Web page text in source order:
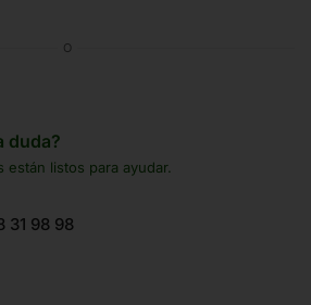
O
duda?
listos para ayudar.
31 98 98